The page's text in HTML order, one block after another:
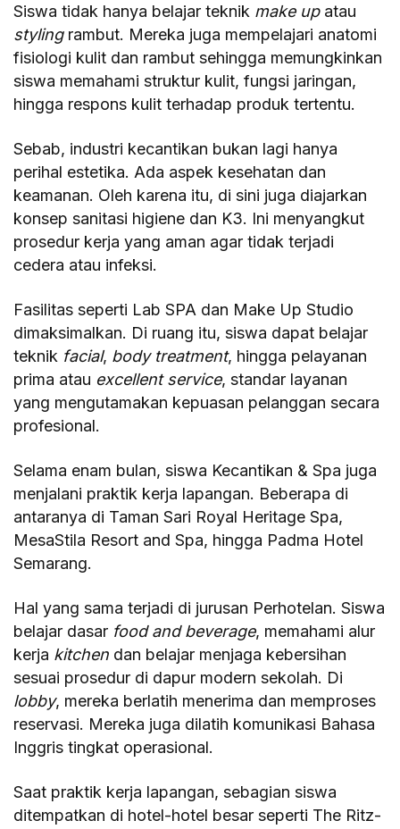
Siswa tidak hanya belajar teknik make upatau
stylingrambut. Mereka juga mempelajari anatomi
fisiologi kulit dan rambut sehingga memungkinkan
siswa memahami struktur kulit, fungsi jaringan,
hingga respons kulit terhadap produk tertentu.
Sebab, industri kecantikan bukan lagi hanya
perihal estetika. Ada aspek kesehatan dan
keamanan. Oleh karena itu, di sini juga diajarkan
konsep sanitasi higiene dan K3. Ini menyangkut
prosedur kerja yang aman agar tidak terjadi
cedera atau infeksi.
Fasilitas seperti Lab SPA dan Make Up Studio
dimaksimalkan. Di ruang itu, siswa dapat belajar
teknik facial, body treatment, hingga pelayanan
prima atau excellent service, standar layanan
yang mengutamakan kepuasan pelanggan secara
profesional.
Selama enam bulan, siswa Kecantikan & Spa juga
menjalani praktik kerja lapangan. Beberapa di
antaranya di Taman Sari Royal Heritage Spa,
MesaStila Resort and Spa, hingga Padma Hotel
Semarang.
Hal yang sama terjadi di jurusan Perhotelan. Siswa
belajar dasar food and beverage, memahami alur
kerja kitchen dan belajar menjaga kebersihan
sesuai prosedur di dapur modern sekolah. Di
lobby, mereka berlatih menerima dan memproses
reservasi. Mereka juga dilatih komunikasi Bahasa
Inggris tingkat operasional.
Saat praktik kerja lapangan, sebagian siswa
ditempatkan di hotel-hotel besar seperti The Ritz-